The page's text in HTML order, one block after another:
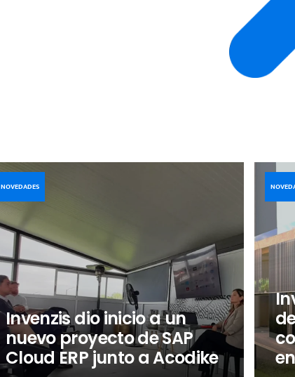
Química, Laboratorios e insumos médicos
Seguros, Instituciones financieras & fintech
Invenzis dio inicio a un
nuevo proyecto de SAP
Cloud ERP junto a Acodike
NOVEDADES